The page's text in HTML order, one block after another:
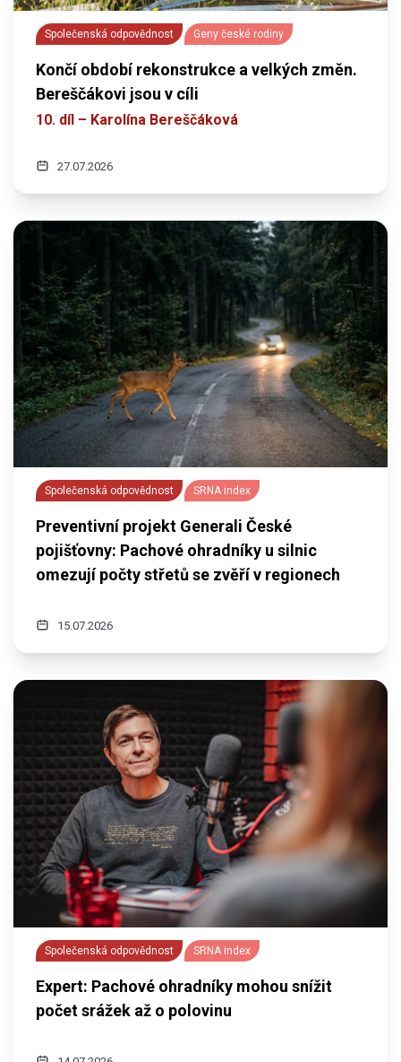
Společenská odpovědnost Geny české rodiny
Končí období rekonstrukce a velkých změn.
Bereščákovi jsou v cíli
10. díl – Karolína Bereščáková
27.07.2026
Společenská odpovědnost SRNA index
Preventivní projekt Generali České
pojišťovny: Pachové ohradníky u silnic
omezují počty střetů se zvěří v regionech
15.07.2026
Společenská odpovědnost SRNA index
Expert: Pachové ohradníky mohou snížit
počet srážek až o polovinu